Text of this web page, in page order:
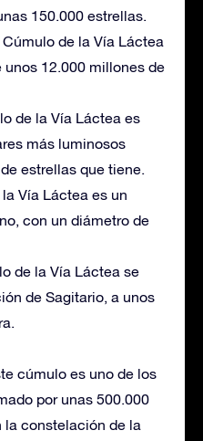
150.000 estrellas.
de la Vía Láctea
12.000 millones de
de la Vía Láctea es
más luminosos
estrellas que tiene.
Vía Láctea es un
con un diámetro de
de la Vía Láctea se
de Sagitario, a unos
cúmulo es uno de los
por unas 500.000
la constelación de la